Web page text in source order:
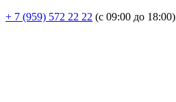
+ 7 (959) 572 22 22 (с 09:00 до 18:00)